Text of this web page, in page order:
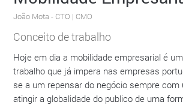
João Mota- CTO | CMO
Conceito de trabalho
Hoje em dia a mobilidade empresarial é
trabalho que já impera nas empresas
se a um repensar do negócio sempre com
atingir a globalidade do publico de uma